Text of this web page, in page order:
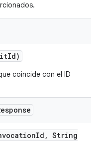
Id)
coincide con el ID
Id , String